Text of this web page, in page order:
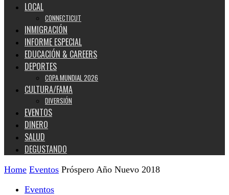
LOCAL
CONNECTICUT
INMIGRACIÓN
INFORME ESPECIAL
EDUCACIÓN & CAREERS
DEPORTES
COPA MUNDIAL 2026
CULTURA/FAMA
DIVERSIÓN
EVENTOS
DINERO
SALUD
DEGUSTANDO
Home Eventos Próspero Año Nuevo 2018
Eventos